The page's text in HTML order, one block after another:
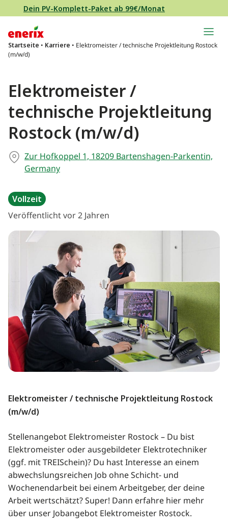
Direkt zum Inhalt wechseln
Dein PV-Komplett-Paket ab 99€/Monat
Hauptnavigation
Startseite • Karriere • Elektromeister / technische Projektleitung Rostock
(m/w/d)
Elektromeister /
technische Projektleitung
Rostock (m/w/d)
Zur Hofkoppel 1, 18209 Bartenshagen-Parkentin,
Germany
Vollzeit
Veröffentlicht vor 2 Jahren
Elektromeister / technische Projektleitung Rostock
(m/w/d)
Stellenangebot Elektromeister Rostock – Du bist
Elektromeister oder ausgebildeter Elektrotechniker
(ggf. mit TREISchein)? Du hast Interesse an einem
abwechslungsreichen Job ohne Schicht- und
Wochenendarbeit bei einem Arbeitgeber, der deine
Arbeit wertschätzt? Super! Dann erfahre hier mehr
über unser Jobangebot Elektromeister Rostock.